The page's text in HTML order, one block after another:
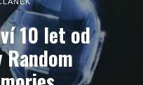
10 let od